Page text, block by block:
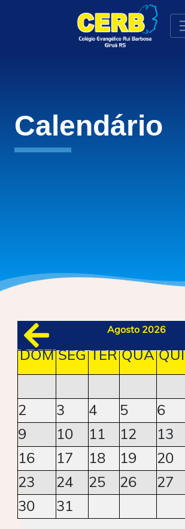
Calendário
Agosto 2026
DOM SEG TER QUA QUI
2
3 4 5 6
9
10 11 12 13
16
17 18 19 20
23
24 25 26 27
30
31